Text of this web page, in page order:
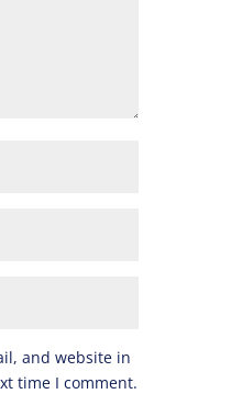
and website in
time I comment.